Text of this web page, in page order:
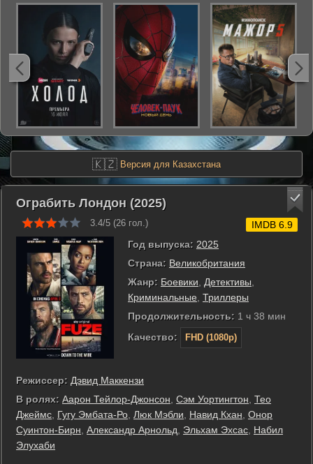
🇰🇿 Версия для Казахстана
Ограбить Лондон (2025)
3.4/5 (26 гол.)
Год выпуска: 2025
Страна: Великобритания
Жанр: Боевики Детективы
Криминальные Триллеры
Продолжительность: 1 ч 38 мин
Качество:
FHD (1080p)
IMDB 6.9
Режиссер: Дэвид Маккензи
В ролях: Аарон Тейлор-Джонсон Сэм Уортингтон Тео
Джеймс Гугу Эмбата-Ро Люк Мэбли Навид Кхан Онор
Суинтон-Бирн Александр Арнольд Эльхам Эхсас Набил
Элухаби